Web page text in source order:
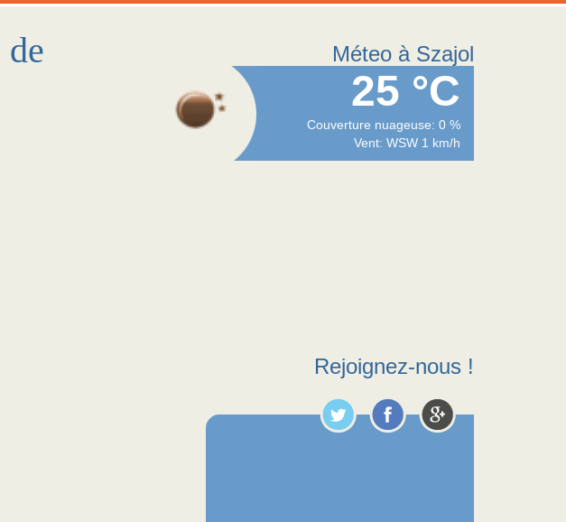
Méteo à Szajol
25 °C
Couverture nuageuse: 0 %
Vent: WSW 1 km/h
Rejoignez-nous !